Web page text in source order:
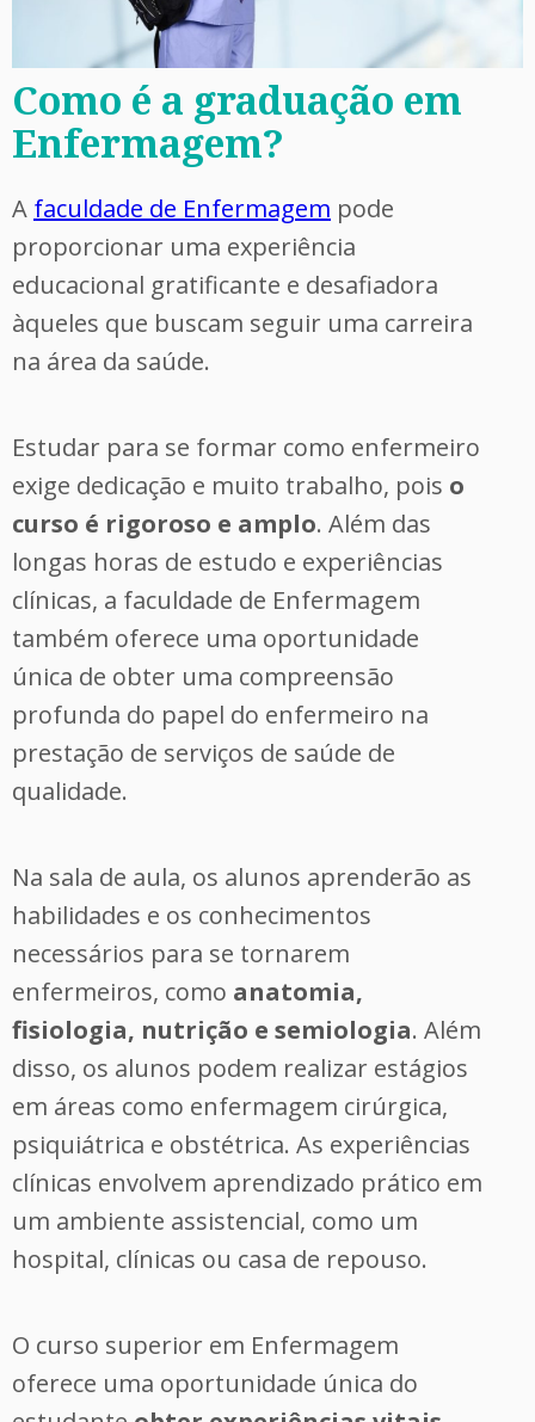
Como é a graduação em
Enfermagem?
A faculdade de Enfermagem pode
proporcionar uma experiência
educacional gratificante e desafiadora
àqueles que buscam seguir uma carreira
na área da saúde.
Estudar para se formar como enfermeiro
exige dedicação e muito trabalho, pois o
curso é rigoroso e amplo. Além das
longas horas de estudo e experiências
clínicas, a faculdade de Enfermagem
também oferece uma oportunidade
única de obter uma compreensão
profunda do papel do enfermeiro na
prestação de serviços de saúde de
qualidade.
Na sala de aula, os alunos aprenderão as
habilidades e os conhecimentos
necessários para se tornarem
enfermeiros, como anatomia,
fisiologia, nutrição e semiologia. Além
disso, os alunos podem realizar estágios
em áreas como enfermagem cirúrgica,
psiquiátrica e obstétrica. As experiências
clínicas envolvem aprendizado prático em
um ambiente assistencial, como um
hospital, clínicas ou casa de repouso.
O curso superior em Enfermagem
oferece uma oportunidade única do